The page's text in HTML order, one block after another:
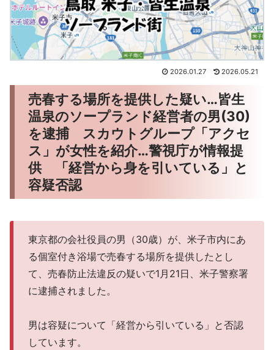
2026.01.27 2026.05.21
売春する場所を提供した疑い…皆生
温泉のソープランド経営者の男(30)
を逮捕 スカウトグループ「アクセ
ス」が女性を紹介…警視庁が情報提
供 「経営から身を引いている」と
容疑否認
東京都の会社役員の男（30歳）が、米子市内にあ
る個室付き浴場で売春する場所を提供したとし
て、売春防止法違反の疑いで1月21日、米子警察署
に逮捕されました。
男は容疑について「経営から引いている」と否認
しています。